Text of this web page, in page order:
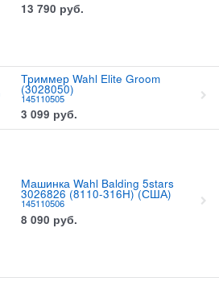
13 790 руб.
Триммер Wahl Elite Groom
(3028050)
145110505
3 099 руб.
Машинка Wahl Balding 5stars
3026826 (8110-316H) (США)
145110506
8 090 руб.